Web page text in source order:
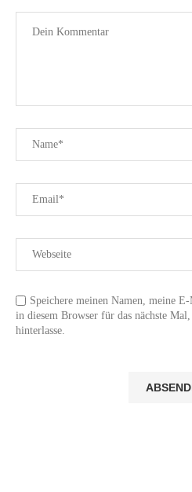
Speichere meinen Namen, meine
in diesem Browser für das nächste
hinterlasse.